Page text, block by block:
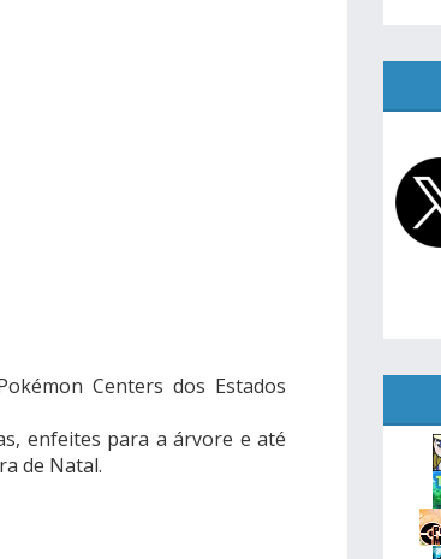
Centers dos Estados
enfeites para a árvore e até
de Natal.